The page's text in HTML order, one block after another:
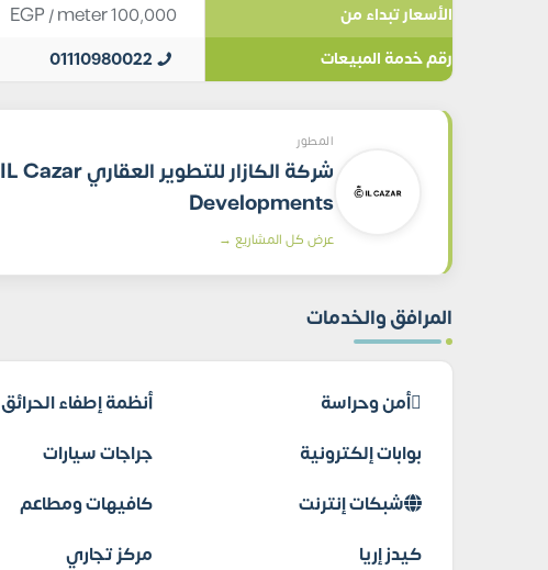
الأسعار تبداء من 100,000
EGP/ meter
رقم خدمة المبيعات 01110980022
المطور
شركة الكازار للتطوير العقاري IL Cazar
Developments
عرض كل المشاريع →
المرافق والخدمات
أمن وحراسة أنظمة إطفاء الحرائق
بوابات إلكترونية
جراجات سيارات
شبكات إنترنت
كافيهات ومطاعم
كيدز إريا
مركز تجاري